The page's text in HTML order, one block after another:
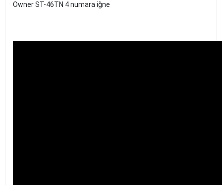
Owner ST-46TN 4 numara iğne